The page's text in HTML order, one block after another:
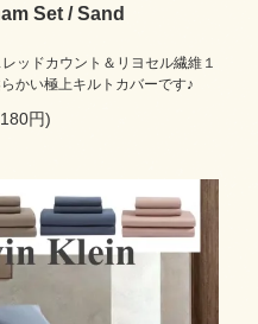
Set / Sand
ッドカウント＆リヨセル繊維１
かい極上キルトカバーです♪
円)